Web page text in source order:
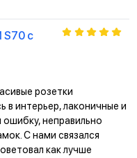
S70 с
розетки
в интерьер, лаконичные и
неправильно
С нами связался
как лучше